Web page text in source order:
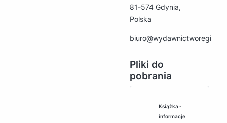
81-574 Gdynia,
Polska
biuro@wydawnictworegion.pl
Pliki do
pobrania
Książka -
informacje